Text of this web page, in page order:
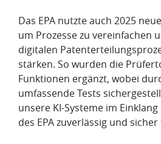
Das EPA nutzte auch 2025
um Prozesse zu vereinfachen
digitalen
stärken. So wurden die
Funktionen ergänzt, wobei
umfassende Tests
unsere KI-Systeme im
des EPA zuverlässig und